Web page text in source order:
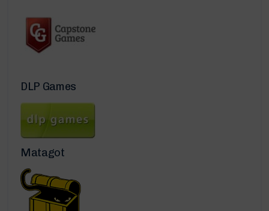
DLP Games
Matagot